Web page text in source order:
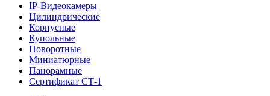
IP-Видеокамеры
Цилиндрические
Корпусные
Купольные
Поворотные
Миниатюрные
Панорамные
Сертификат СТ-1